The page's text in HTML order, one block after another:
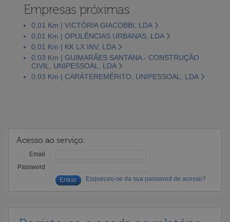
Empresas próximas
0,01 Km | VICTÓRIA GIACOBBI, LDA
0,01 Km | OPULÊNCIAS URBANAS, LDA
0,01 Km | KK LX INV, LDA
0,03 Km | GUIMARÃES SANTANA - CONSTRUÇÃO
CIVIL, UNIPESSOAL, LDA
0,03 Km | CARÁTEREMÉRITO, UNIPESSOAL, LDA
Acesso ao serviço:
Email
Password
Esqueceu-se da sua password de acesso?